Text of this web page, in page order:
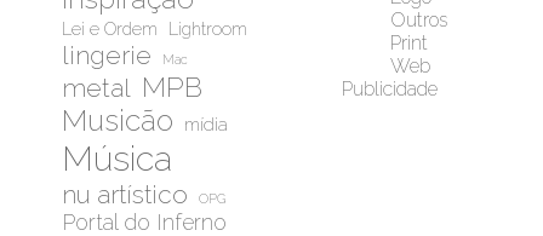
Lei e Ordem Lightroom
lingerie Mac
metal MPB
Musicão mídia
Música
nu artístico OPG
Portal do Inferno
Outros
Print
Web
Publicidade